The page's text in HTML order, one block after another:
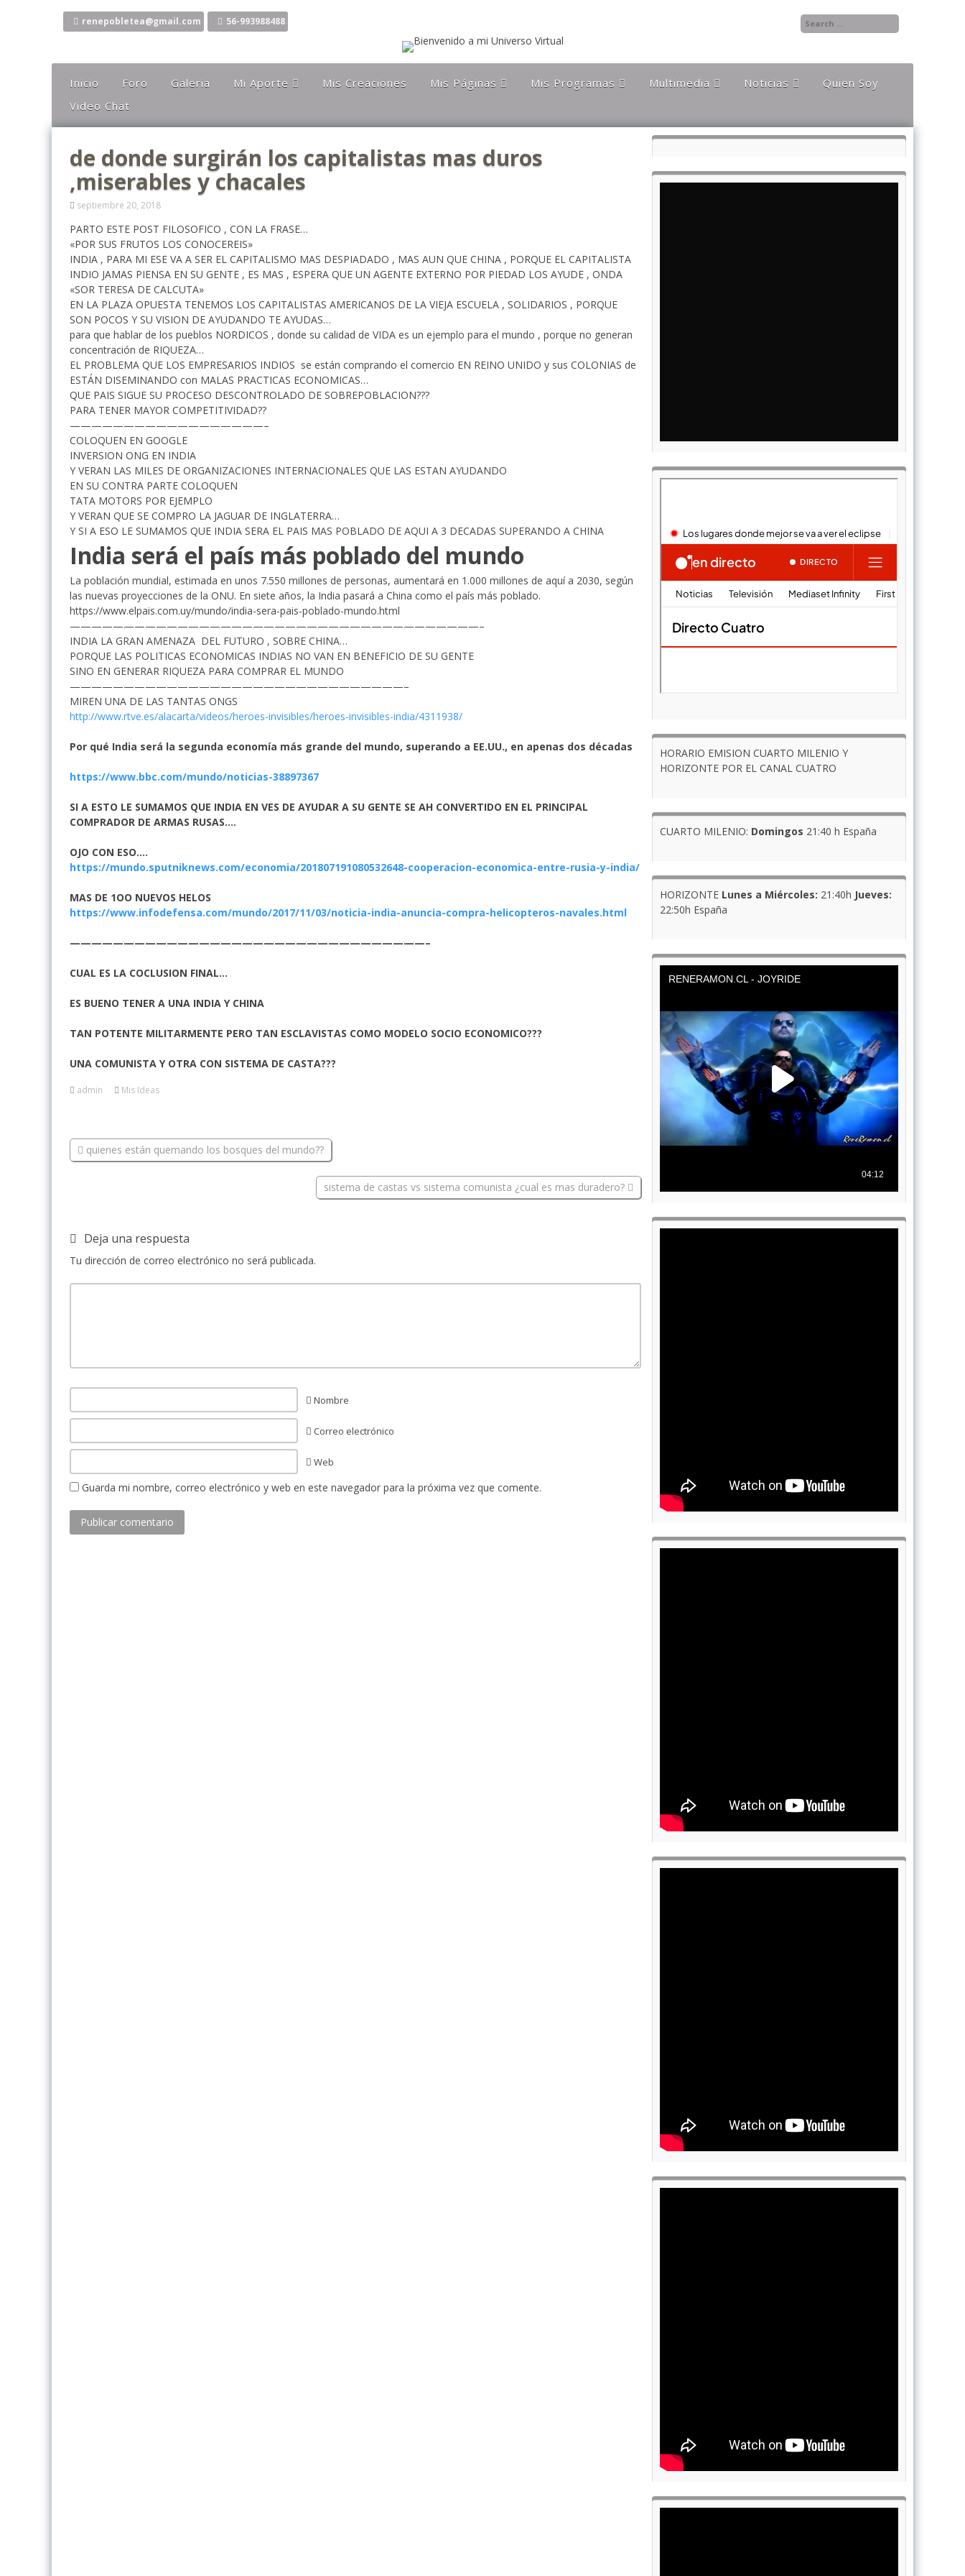
renepobletea@gmail.com 56-993988488
Inicio Foro Galeria Mi Aporte
Comentarios
El Canto Del Shofar
El Canto De La Lira
Mis Karaokes
Sugerencias
Opiniones
Mis Creaciones Mis Páginas
Conocimiento
Propiedades Poblete
Mamá Sea Eterna
Mis Programas
Charla Austral
Más Allá del
conocimiento
Multimedia
Documentos
Videos
Noticias
Noticias
Noticias Nacionales
Quien Soy
Video Chat
de donde surgirán los capitalistas mas duros
,miserables y chacales
septiembre 20, 2018
PARTO ESTE POST FILOSOFICO , CON LA FRASE…
«POR SUS FRUTOS LOS CONOCEREIS»
INDIA , PARA MI ESE VA A SER EL CAPITALISMO MAS DESPIADADO , MAS AUN QUE CHINA , PORQUE EL CAPITALISTA
INDIO JAMAS PIENSA EN SU GENTE , ES MAS , ESPERA QUE UN AGENTE EXTERNO POR PIEDAD LOS AYUDE , ONDA
«SOR TERESA DE CALCUTA»
EN LA PLAZA OPUESTA TENEMOS LOS CAPITALISTAS AMERICANOS DE LA VIEJA ESCUELA , SOLIDARIOS , PORQUE
SON POCOS Y SU VISION DE AYUDANDO TE AYUDAS…
para que hablar de los pueblos NORDICOS , donde su calidad de VIDA es un ejemplo para el mundo , porque no generan
concentración de RIQUEZA…
EL PROBLEMA QUE LOS EMPRESARIOS INDIOS se están comprando el comercio EN REINO UNIDO y sus COLONIAS de
ESTÁN DISEMINANDO con MALAS PRACTICAS ECONOMICAS…
QUE PAIS SIGUE SU PROCESO DESCONTROLADO DE SOBREPOBLACION???
PARA TENER MAYOR COMPETITIVIDAD??
——————————————————–
COLOQUEN EN GOOGLE
INVERSION ONG EN INDIA
Y VERAN LAS MILES DE ORGANIZACIONES INTERNACIONALES QUE LAS ESTAN AYUDANDO
EN SU CONTRA PARTE COLOQUEN
TATA MOTORS POR EJEMPLO
Y VERAN QUE SE COMPRO LA JAGUAR DE INGLATERRA…
Y SI A ESO LE SUMAMOS QUE INDIA SERA EL PAIS MAS POBLADO DE AQUI A 3 DECADAS SUPERANDO A CHINA
India será el país más poblado del mundo
La población mundial, estimada en unos 7.550 millones de personas, aumentará en 1.000 millones de aquí a 2030, según
las nuevas proyecciones de la ONU. En siete años, la India pasará a China como el país más poblado.
https://www.elpais.com.uy/mundo/india-sera-pais-poblado-mundo.html
——————————————————————————————————————–
INDIA LA GRAN AMENAZA DEL FUTURO , SOBRE CHINA…
PORQUE LAS POLITICAS ECONOMICAS INDIAS NO VAN EN BENEFICIO DE SU GENTE
SINO EN GENERAR RIQUEZA PARA COMPRAR EL MUNDO
———————————————————————————————–
MIREN UNA DE LAS TANTAS ONGS
http://www.rtve.es/alacarta/videos/heroes-invisibles/heroes-invisibles-india/4311938/
Por qué India será la segunda economía más grande del mundo, superando a EE.UU., en apenas dos décadas
https://www.bbc.com/mundo/noticias-38897367
SI A ESTO LE SUMAMOS QUE INDIA EN VES DE AYUDAR A SU GENTE SE AH CONVERTIDO EN EL PRINCIPAL
COMPRADOR DE ARMAS RUSAS….
OJO CON ESO….
https://mundo.sputniknews.com/economia/201807191080532648-cooperacion-economica-entre-rusia-y-india/
MAS DE 1OO NUEVOS HELOS
https://www.infodefensa.com/mundo/2017/11/03/noticia-india-anuncia-compra-helicopteros-navales.html
—————————————————————————————————–
CUAL ES LA COCLUSION FINAL…
ES BUENO TENER A UNA INDIA Y CHINA
TAN POTENTE MILITARMENTE PERO TAN ESCLAVISTAS COMO MODELO SOCIO ECONOMICO???
UNA COMUNISTA Y OTRA CON SISTEMA DE CASTA???
admin Mis Ideas
quienes están quemando los bosques del mundo??
sistema de castas vs sistema comunista ¿cual es mas duradero?
Deja una respuesta
Tu dirección de correo electrónico no será publicada.
Nombre
Correo electrónico
Web
Guarda mi nombre, correo electrónico y web en este navegador para la próxima vez que comente.
HORARIO EMISION CUARTO MILENIO Y
HORIZONTE POR EL CANAL CUATRO
CUARTO MILENIO: Domingos 21:40 h España
HORIZONTE Lunes a Miércoles: 21:40h Jueves:
22:50h España